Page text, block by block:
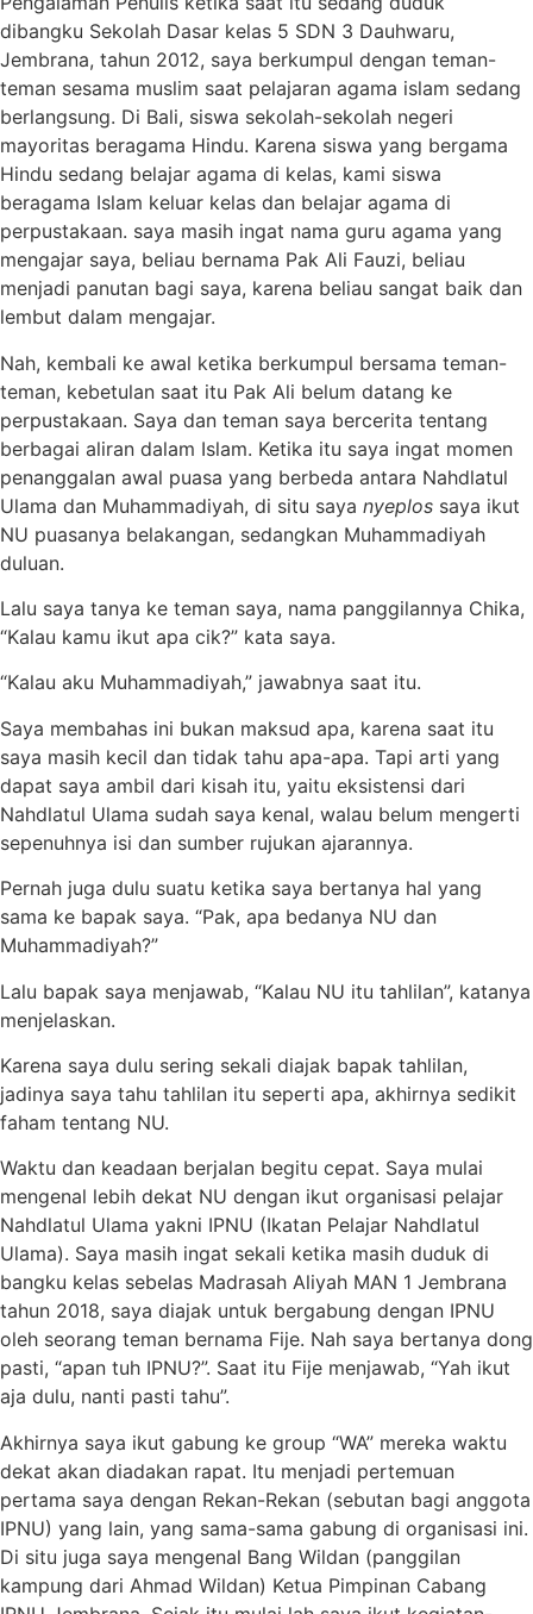
dibangku Sekolah Dasar kelas 5 SDN 3 Dauhwaru,
Jembrana, tahun 2012, saya berkumpul dengan teman-
teman sesama muslim saat pelajaran agama islam sedang
berlangsung. Di Bali, siswa sekolah-sekolah negeri
mayoritas beragama Hindu. Karena siswa yang bergama
Hindu sedang belajar agama di kelas, kami siswa
beragama Islam keluar kelas dan belajar agama di
perpustakaan. saya masih ingat nama guru agama yang
mengajar saya, beliau bernama Pak Ali Fauzi, beliau
menjadi panutan bagi saya, karena beliau sangat baik dan
lembut dalam mengajar.
Nah, kembali ke awal ketika berkumpul bersama teman-
teman, kebetulan saat itu Pak Ali belum datang ke
perpustakaan. Saya dan teman saya bercerita tentang
berbagai aliran dalam Islam. Ketika itu saya ingat momen
penanggalan awal puasa yang berbeda antara Nahdlatul
Ulama dan Muhammadiyah, di situ saya nyeplos saya ikut
NU puasanya belakangan, sedangkan Muhammadiyah
duluan.
Lalu saya tanya ke teman saya, nama panggilannya Chika,
“Kalau kamu ikut apa cik?” kata saya.
“Kalau aku Muhammadiyah,” jawabnya saat itu.
Saya membahas ini bukan maksud apa, karena saat itu
saya masih kecil dan tidak tahu apa-apa. Tapi arti yang
dapat saya ambil dari kisah itu, yaitu eksistensi dari
Nahdlatul Ulama sudah saya kenal, walau belum mengerti
sepenuhnya isi dan sumber rujukan ajarannya.
Pernah juga dulu suatu ketika saya bertanya hal yang
sama ke bapak saya. “Pak, apa bedanya NU dan
Muhammadiyah?”
Lalu bapak saya menjawab, “Kalau NU itu tahlilan”, katanya
menjelaskan.
Karena saya dulu sering sekali diajak bapak tahlilan,
jadinya saya tahu tahlilan itu seperti apa, akhirnya sedikit
faham tentang NU.
Waktu dan keadaan berjalan begitu cepat. Saya mulai
mengenal lebih dekat NU dengan ikut organisasi pelajar
Nahdlatul Ulama yakni IPNU (Ikatan Pelajar Nahdlatul
Ulama). Saya masih ingat sekali ketika masih duduk di
bangku kelas sebelas Madrasah Aliyah MAN 1 Jembrana
tahun 2018, saya diajak untuk bergabung dengan IPNU
oleh seorang teman bernama Fije. Nah saya bertanya dong
pasti, “apan tuh IPNU?”. Saat itu Fije menjawab, “Yah ikut
aja dulu, nanti pasti tahu”.
Akhirnya saya ikut gabung ke group “WA” mereka waktu
dekat akan diadakan rapat. Itu menjadi pertemuan
pertama saya dengan Rekan-Rekan (sebutan bagi anggota
IPNU) yang lain, yang sama-sama gabung di organisasi ini.
Di situ juga saya mengenal Bang Wildan (panggilan
kampung dari Ahmad Wildan) Ketua Pimpinan Cabang